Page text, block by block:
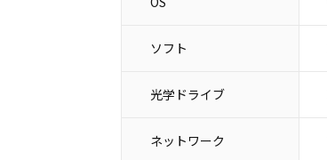
ソフト
光学ドライブ
ネットワーク